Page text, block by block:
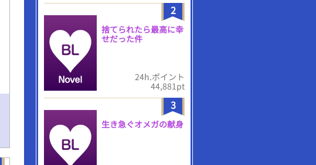
2
捨てられたら最高に幸
せだった件
24h.ポイント
44,881pt
3
生き急ぐオメガの献身